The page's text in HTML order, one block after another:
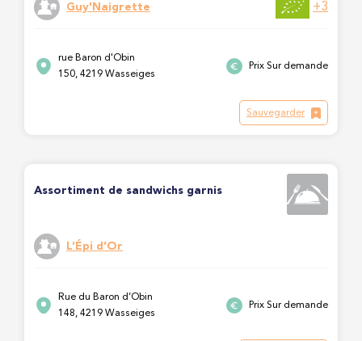
Guy'Naigrette +3
rue Baron d'Obin
150, 4219 Wasseiges
Prix Sur demande
Sauvegarder
Assortiment de sandwichs garnis
L’Épi d’Or
Rue du Baron d’Obin
148, 4219 Wasseiges
Prix Sur demande